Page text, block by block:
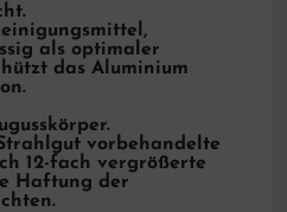
als optimaler
das Aluminium
vorbehandelte
12-fach vergrößerte
Haftung der